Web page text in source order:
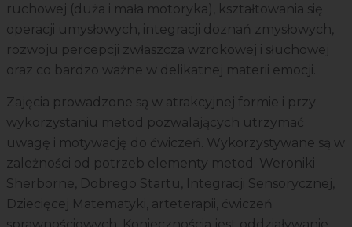
ruchowej (duża i mała motoryka), kształtowania się
operacji umysłowych, integracji doznań zmysłowych,
rozwoju percepcji zwłaszcza wzrokowej i słuchowej
oraz co bardzo ważne w delikatnej materii emocji.
Zajęcia prowadzone są w atrakcyjnej formie i przy
wykorzystaniu metod pozwalających utrzymać
uwagę i motywację do ćwiczeń. Wykorzystywane są w
zależności od potrzeb elementy metod: Weroniki
Sherborne, Dobrego Startu, Integracji Sensorycznej,
Dziecięcej Matematyki, arteterapii, ćwiczeń